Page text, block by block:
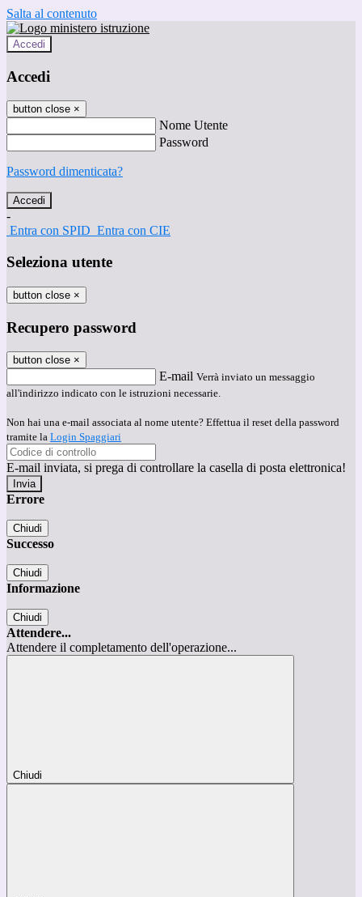
Salta al contenuto
Accedi
Accedi
button close ×
Nome Utente
Password
Password dimenticata?
-
Entra con SPID Entra con CIE
Seleziona utente
button close ×
Recupero password
button close ×
E-mail Verrà inviato un messaggio
all'indirizzo indicato con le istruzioni necessarie.
Non hai una e-mail associata al nome utente? Effettua il reset della password
tramite la Login Spaggiari
E-mail inviata, si prega di controllare la casella di posta elettronica!
Errore
Chiudi
Successo
Chiudi
Informazione
Chiudi
Attendere...
Attendere il completamento dell'operazione...
Chiudi